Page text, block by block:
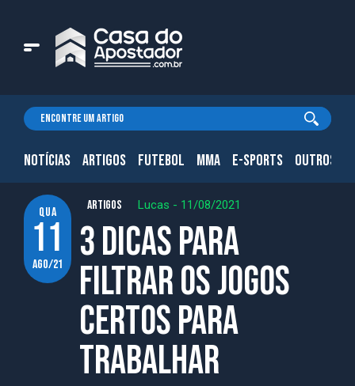
NOTÍCIAS ARTIGOS FUTEBOL MMA E-SPORTS OUTROS.
qua
11
ago/21
ARTIGOS Lucas - 11/08/2021
3 dicas para
filtrar os jogos
certos para
trabalhar